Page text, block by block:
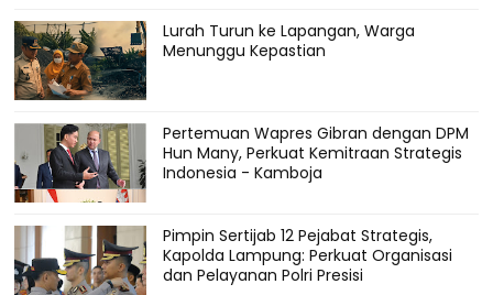
Lurah Turun ke Lapangan, Warga
Menunggu Kepastian
Pertemuan Wapres Gibran dengan DPM
Hun Many, Perkuat Kemitraan Strategis
Indonesia - Kamboja
Pimpin Sertijab 12 Pejabat Strategis,
Kapolda Lampung: Perkuat Organisasi
dan Pelayanan Polri Presisi